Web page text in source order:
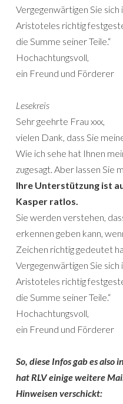
Vergegenwärtigen Sie sich
Aristoteles richtig
die Summe seiner Teile.“
Hochachtungsvoll,
ein Freund und Förderer
Lesekreis
Sehr geehrte Frau xxx,
vielen Dank, dass Sie
Wie ich sehe hat Ihnen
zugesagt. Aber lassen Sie
Ihre Unterstützung ist
Kasper ratlos.
Sie werden verstehen,
erkennen geben kann,
Zeichen richtig gedeutet
Vergegenwärtigen Sie sich
Aristoteles richtig
die Summe seiner Teile.“
Hochachtungsvoll,
ein Freund und Förderer
So, diese Infos gab es
hat RLV einige weitere
Hinweisen verschickt: